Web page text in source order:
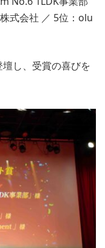
式会社 ／ 5位：olu
し、受賞の喜びを